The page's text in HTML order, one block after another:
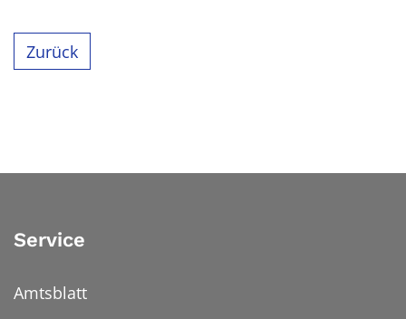
Zurück
Service
Amtsblatt